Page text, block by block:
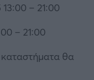
– 21:00
– 21:00
θα